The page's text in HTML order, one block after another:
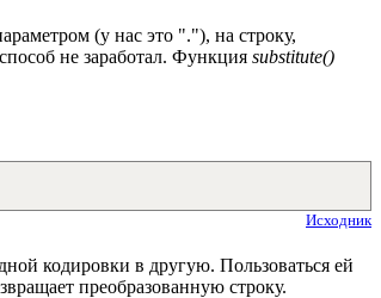
(у нас это "."), на строку,
не заработал. Функция substitute()
Исходник
кодировки в другую. Пользоваться ей
преобразованную строку.